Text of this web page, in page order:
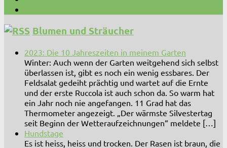
Blumen und Sträucher
2023: Die 10 Jahreszeiten in meinem Garten
Winter: Auch wenn der Garten weitgehend sich selbst
überlassen ist, gibt es noch ein wenig essbares. Der
Feldsalat gedeiht prächtig und wartet auf die Ernte
und der erste Ruccola ist auch schon da. So warm hat
ein Jahr noch nie angefangen. 11 Grad hat das
Thermometer angezeigt. „Der wärmste Silvestertag
seit Beginn der Wetteraufzeichnungen“ meldete […]
Hundstage
Es ist heiss, heiss und trocken. Der Rasen ist braun, die